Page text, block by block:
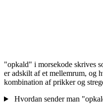
"opkald" i morsekode skrives
er adskilt af et mellemrum, og
kombination af prikker og
Hvordan sender man